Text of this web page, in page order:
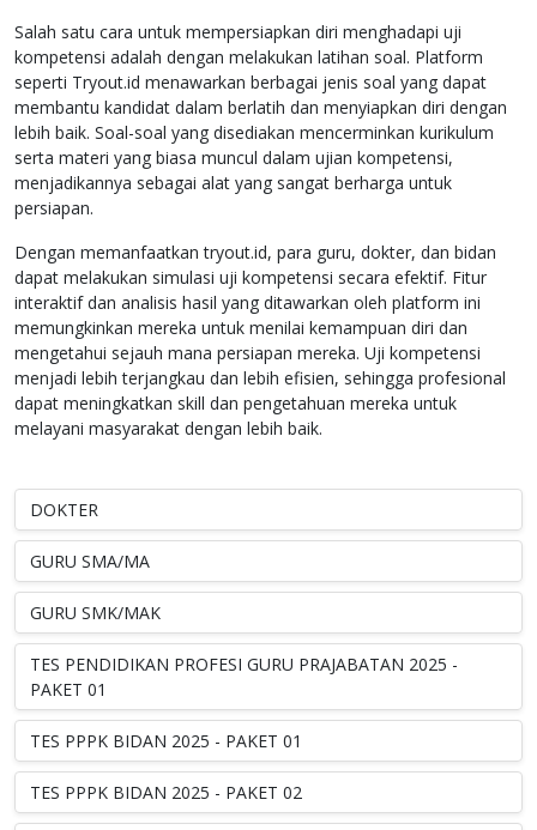
Salah satu cara untuk mempersiapkan diri menghadapi uji
kompetensi adalah dengan melakukan latihan soal. Platform
seperti Tryout.id menawarkan berbagai jenis soal yang dapat
membantu kandidat dalam berlatih dan menyiapkan diri dengan
lebih baik. Soal-soal yang disediakan mencerminkan kurikulum
serta materi yang biasa muncul dalam ujian kompetensi,
menjadikannya sebagai alat yang sangat berharga untuk
persiapan.
Dengan memanfaatkan tryout.id, para guru, dokter, dan bidan
dapat melakukan simulasi uji kompetensi secara efektif. Fitur
interaktif dan analisis hasil yang ditawarkan oleh platform ini
memungkinkan mereka untuk menilai kemampuan diri dan
mengetahui sejauh mana persiapan mereka. Uji kompetensi
menjadi lebih terjangkau dan lebih efisien, sehingga profesional
dapat meningkatkan skill dan pengetahuan mereka untuk
melayani masyarakat dengan lebih baik.
DOKTER
GURU SMA/MA
GURU SMK/MAK
TES PENDIDIKAN PROFESI GURU PRAJABATAN 2025 -
PAKET 01
TES PPPK BIDAN 2025 - PAKET 01
TES PPPK BIDAN 2025 - PAKET 02